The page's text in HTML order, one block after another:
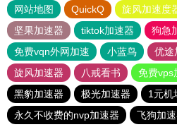
网站地图 QuickQ 旋风加速度
坚果加速器
tiktok加速器
狗急
免费vqn外网加速
小蓝鸟 优途
旋风加速器
八戒看书
免费vps
黑豹加速器
极光加速器
1元机
永久不收费的nvp加速器
飞狗加